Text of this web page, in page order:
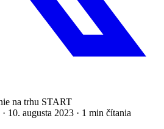
· 10. augusta 2023 · 1 min čítania